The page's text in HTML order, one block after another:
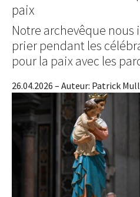
paix
Notre archevêque
prier pendant les
pour la paix avec les
26.04.2026 – Auteur: Patrick